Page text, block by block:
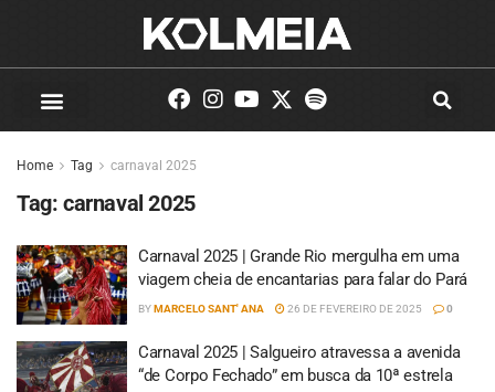
Home Tag carnaval 2025
Tag: carnaval 2025
Carnaval 2025 | Grande Rio mergulha em uma
viagem cheia de encantarias para falar do Pará
BYMARCELO SANT' ANA 26 DE FEVEREIRO DE 2025 0
Carnaval 2025 | Salgueiro atravessa a avenida
“de Corpo Fechado” em busca da 10ª estrela